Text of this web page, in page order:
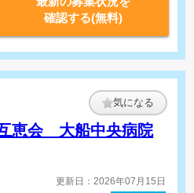
確認する(無料)
気になる
恵会 大船中央病院
更新日：2026年07月15日